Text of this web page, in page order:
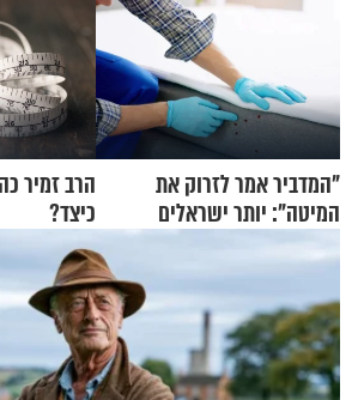
"המדביר אמר לזרוק את
המיטה": יותר ישראלים
מדווחים על מכת פשפשי
המיטה
הרב זמיר
כיצד?